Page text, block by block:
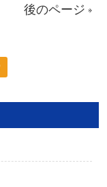
後のページ »